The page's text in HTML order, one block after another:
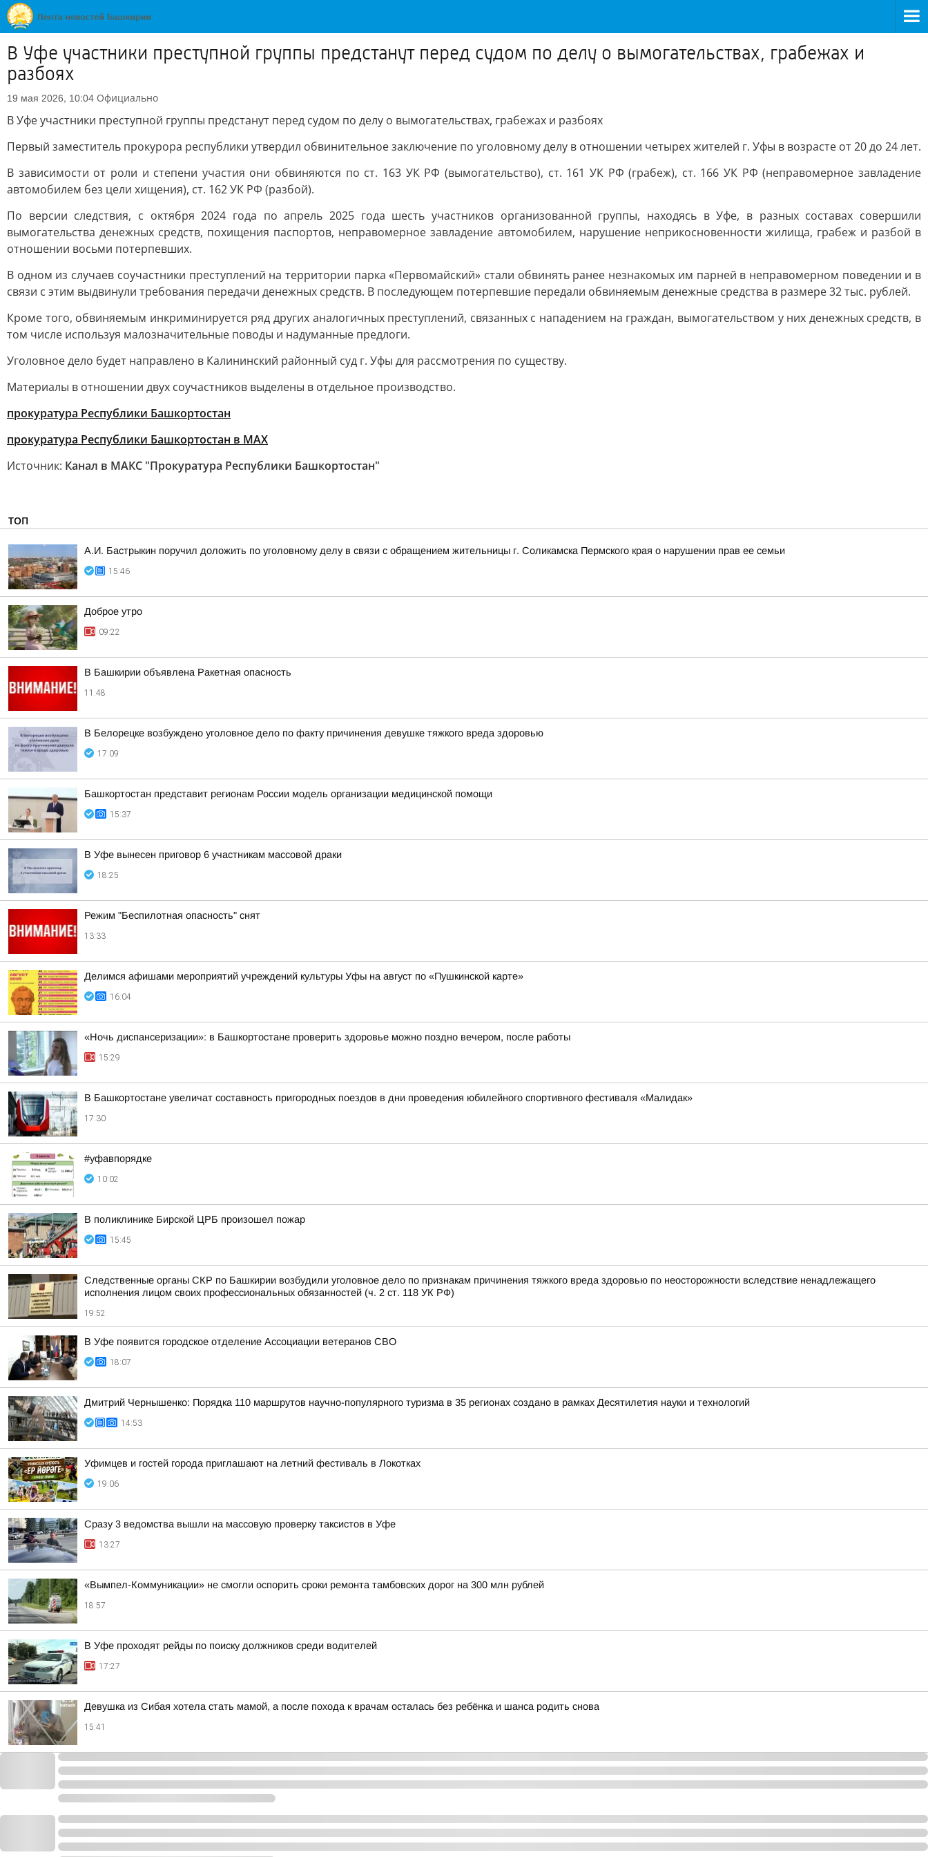
В Уфе участники преступной группы предстанут перед судом по делу о вымогательствах, грабежах и
разбоях
19 мая 2026, 10:04 Официально
В Уфе участники преступной группы предстанут перед судом по делу о вымогательствах, грабежах и разбоях
Первый заместитель прокурора республики утвердил обвинительное заключение по уголовному делу в отношении четырех жителей г. Уфы в возрасте от 20 до 24 лет.
В зависимости от роли и степени участия они обвиняются по ст. 163 УК РФ (вымогательство), ст. 161 УК РФ (грабеж), ст. 166 УК РФ (неправомерное завладение
автомобилем без цели хищения), ст. 162 УК РФ (разбой).
По версии следствия, с октября 2024 года по апрель 2025 года шесть участников организованной группы, находясь в Уфе, в разных составах совершили
вымогательства денежных средств, похищения паспортов, неправомерное завладение автомобилем, нарушение неприкосновенности жилища, грабеж и разбой в
отношении восьми потерпевших.
В одном из случаев соучастники преступлений на территории парка «Первомайский» стали обвинять ранее незнакомых им парней в неправомерном поведении и в
связи с этим выдвинули требования передачи денежных средств. В последующем потерпевшие передали обвиняемым денежные средства в размере 32 тыс. рублей.
Кроме того, обвиняемым инкриминируется ряд других аналогичных преступлений, связанных с нападением на граждан, вымогательством у них денежных средств, в
том числе используя малозначительные поводы и надуманные предлоги.
Уголовное дело будет направлено в Калининский районный суд г. Уфы для рассмотрения по существу.
Материалы в отношении двух соучастников выделены в отдельное производство.
прокуратура Республики Башкортостан
прокуратура Республики Башкортостан в МАХ
Источник: Канал в МАКС "Прокуратура Республики Башкортостан"
ТОП
А.И. Бастрыкин поручил доложить по уголовному делу в связи с обращением жительницы г. Соликамска Пермского края о нарушении прав ее семьи
15:46
Доброе утро
09:22
В Башкирии объявлена Ракетная опасность
11:48
В Белорецке возбуждено уголовное дело по факту причинения девушке тяжкого вреда здоровью
17:09
Башкортостан представит регионам России модель организации медицинской помощи
15:37
В Уфе вынесен приговор 6 участникам массовой драки
18:25
Режим "Беспилотная опасность" снят
13:33
Делимся афишами мероприятий учреждений культуры Уфы на август по «Пушкинской карте»
16:04
«Ночь диспансеризации»: в Башкортостане проверить здоровье можно поздно вечером, после работы
15:29
В Башкортостане увеличат составность пригородных поездов в дни проведения юбилейного спортивного фестиваля «Малидак»
17:30
#уфавпорядке
10:02
В поликлинике Бирской ЦРБ произошел пожар
15:45
Следственные органы СКР по Башкирии возбудили уголовное дело по признакам причинения тяжкого вреда здоровью по неосторожности вследствие ненадлежащего
исполнения лицом своих профессиональных обязанностей (ч. 2 ст. 118 УК РФ)
19:52
В Уфе появится городское отделение Ассоциации ветеранов СВО
18:07
Дмитрий Чернышенко: Порядка 110 маршрутов научно-популярного туризма в 35 регионах создано в рамках Десятилетия науки и технологий
14:53
Уфимцев и гостей города приглашают на летний фестиваль в Локотках
19:06
Сразу 3 ведомства вышли на массовую проверку таксистов в Уфе
13:27
«Вымпел-Коммуникации» не смогли оспорить сроки ремонта тамбовских дорог на 300 млн рублей
18:57
В Уфе проходят рейды по поиску должников среди водителей
17:27
Девушка из Сибая хотела стать мамой, а после похода к врачам осталась без ребёнка и шанса родить снова
15:41